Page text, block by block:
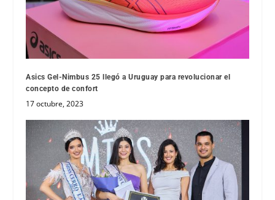
Asics Gel-Nimbus 25 llegó a Uruguay para revolucionar el
concepto de confort
17 octubre, 2023